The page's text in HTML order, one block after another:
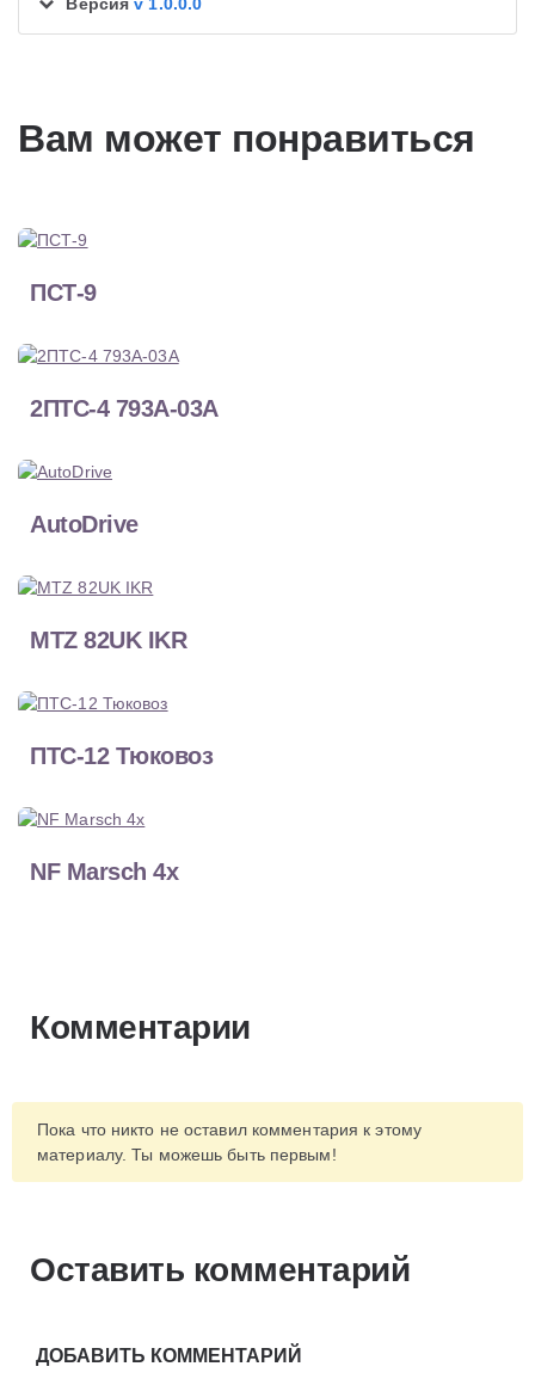
Версияv 1.0.0.0
Вам может понравиться
ПСТ-9
2ПТС-4 793A-03A
AutoDrive
MTZ 82UK IKR
ПТС-12 Тюковоз
NF Marsch 4x
Комментарии
Пока что никто не оставил комментария к этому
материалу. Ты можешь быть первым!
Оставить комментарий
ДОБАВИТЬ КОММЕНТАРИЙ